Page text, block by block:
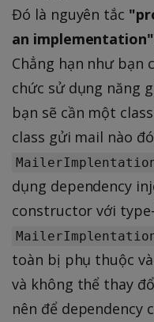
Đó là nguyên tắc
an implementation"
Chẳng hạn như bạn
chức sử dụng năng
bạn sẽ cần một
class gửi mail nào
dụng dependency
constructor với
toàn bị phụ thuộc
và không thể thay
nên để dependency